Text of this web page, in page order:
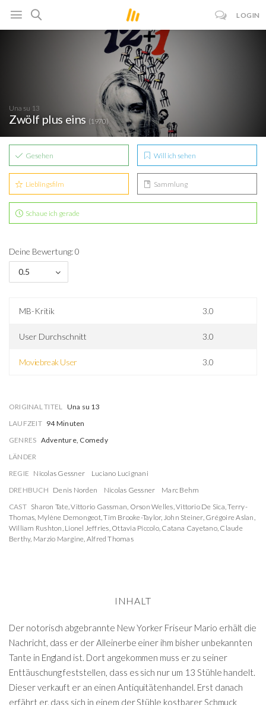
LOGIN
Una su 13
Zwölf plus eins (1970)
Gesehen Will ich sehen
Lieblingsfilm Sammlung
Schaue ich gerade
Deine Bewertung: 0
0.5
MB-Kritik 3.0
User Durchschnitt 3.0
Moviebreak User 3.0
ORIGINAL TITEL Una su 13
LAUFZEIT 94 Minuten
GENRES Adventure, Comedy
LÄNDER
REGIE Nicolas Gessner
Luciano Lucignani
DREHBUCH Denis Norden Nicolas Gessner
Marc Behm
CAST Sharon Tate,Vittorio Gassman, Orson Welles,Vittorio De Sica,Terry-
Thomas, Mylène Demongeot,Tim Brooke-Taylor, John Steiner, Grégoire Aslan,
William Rushton, Lionel Jeffries, Ottavia Piccolo, Catana Cayetano, Claude
Berthy, Marzio Margine, Alfred Thomas
INHALT
Der notorisch abgebrannte New Yorker Friseur Mario erhält die
Nachricht, dass er der Alleinerbe einer ihm bisher unbekannten
Tante in England ist. Dort angekommen muss er zu seiner
Enttäuschung feststellen, dass es sich nur um 13 Stühle handelt.
Dieser verkauft er an einen Antiquitätenhandel. Erst danach
erfährt er, dass sich in einem der Stühle kostbarer Schmuck